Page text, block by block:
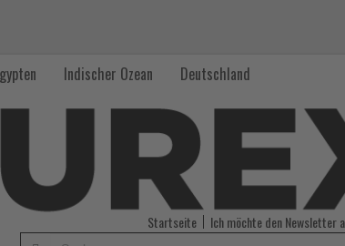
Indischer Ozean Deutschland
Startseite Ich möchte den Newsletter